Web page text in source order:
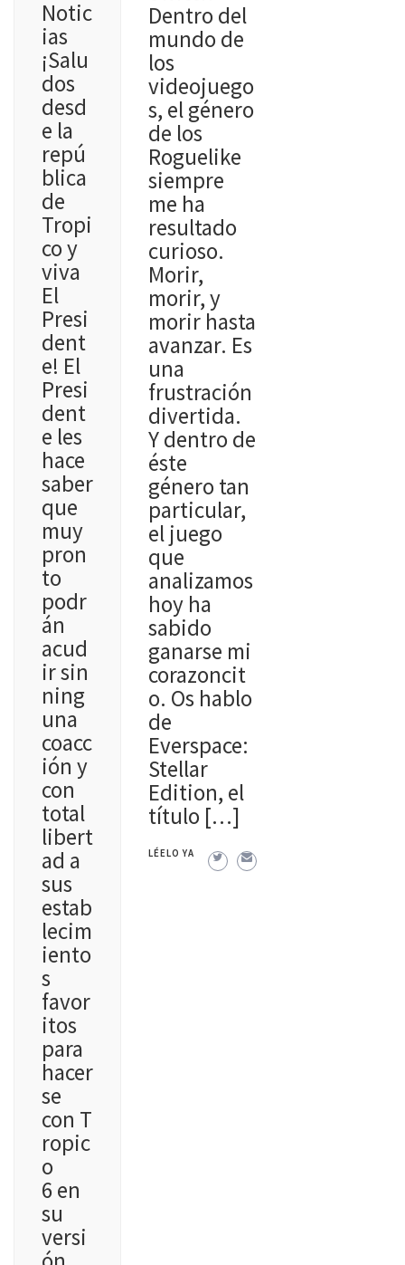
Notic
ias
¡Salu
dos
desd
e la
repú
blica
de
Tropi
co y
viva
El
Presi
dent
e! El
Presi
dent
e les
hace
saber
que
muy
pron
to
podr
án
acud
ir sin
ning
una
coacc
ión y
con
total
libert
ad a
sus
estab
lecim
iento
s
favor
itos
para
hacer
se
con T
ropic
o
6 en
su
versi
Dentro del
mundo de
los
videojuego
s, el género
de los
Roguelike
siempre
me ha
resultado
curioso.
Morir,
morir, y
morir hasta
avanzar. Es
una
frustración
divertida.
Y dentro de
éste
género tan
particular,
el juego
que
analizamos
hoy ha
sabido
ganarse mi
corazoncit
o. Os hablo
de
Everspace:
Stellar
Edition, el
título […]
LÉELO YA